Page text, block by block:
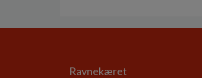
Ravnekæret